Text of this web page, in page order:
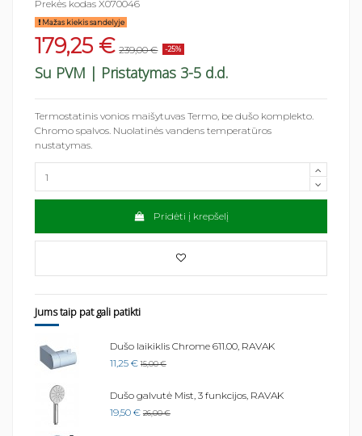
Prekės kodas X070046
Mažas kiekis sandelyje
179,25 € 239,00 € -25%
Su PVM | Pristatymas 3-5 d.d.
Termostatinis vonios maišytuvas Termo, be dušo komplekto.
Chromo spalvos. Nuolatinės vandens temperatūros
nustatymas.
Pridėti į krepšelį
Jums taip pat gali patikti
Dušo laikiklis Chrome 611.00, RAVAK
11,25 € 15,00 €
Dušo galvutė Mist, 3 funkcijos, RAVAK
19,50 € 26,00 €